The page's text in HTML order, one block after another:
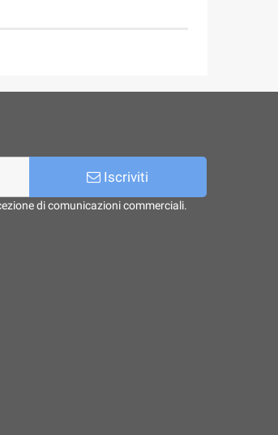
Iscriviti
di comunicazioni commerciali.